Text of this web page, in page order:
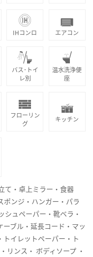
IHコンロ エアコン
バス･トイ
レ別
温水洗浄便
座
フローリン
グ
キッチン
て・卓上ミラー・食器
ンジ・ハンガー・パラ
シュペーパー・靴ベラ・
ブル・延長コード・マッ
トイレットペーパー・ト
リンス・ ボディソープ ・